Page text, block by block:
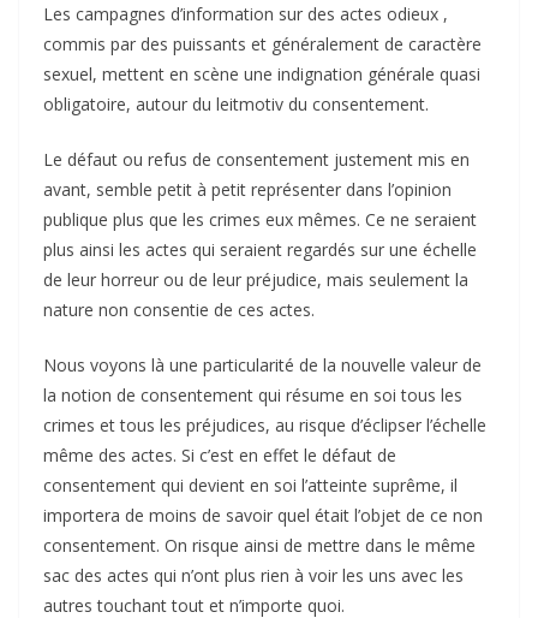
Les campagnes d’information sur des actes odieux ,
commis par des puissants et généralement de caractère
sexuel, mettent en scène une indignation générale quasi
obligatoire, autour du leitmotiv du consentement.
Le défaut ou refus de consentement justement mis en
avant, semble petit à petit représenter dans l’opinion
publique plus que les crimes eux mêmes. Ce ne seraient
plus ainsi les actes qui seraient regardés sur une échelle
de leur horreur ou de leur préjudice, mais seulement la
nature non consentie de ces actes.
Nous voyons là une particularité de la nouvelle valeur de
la notion de consentement qui résume en soi tous les
crimes et tous les préjudices, au risque d’éclipser l’échelle
même des actes. Si c’est en effet le défaut de
consentement qui devient en soi l’atteinte suprême, il
importera de moins de savoir quel était l’objet de ce non
consentement. On risque ainsi de mettre dans le même
sac des actes qui n’ont plus rien à voir les uns avec les
autres touchant tout et n’importe quoi.